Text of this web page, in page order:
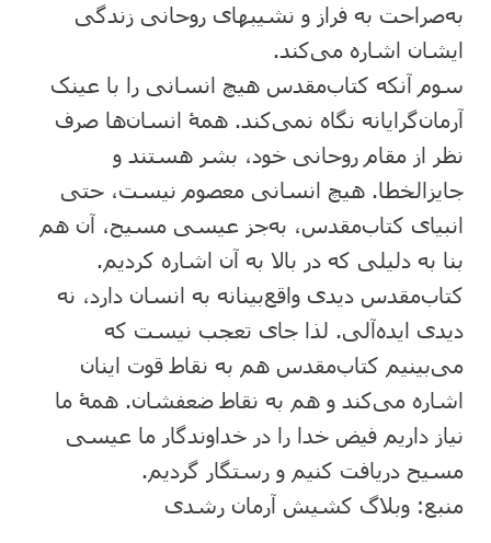
به‌صراحت به فراز و نشیبهای روحانی زندگی
ایشان اشاره می‌کند.
سوم آنکه کتاب‌مقدس هیچ انسانی را با عینک
آرمان‌گرایانه نگاه نمی‌کند. همۀ انسان‌ها صرف
نظر از مقام روحانی خود، بشر هستند و
جایزالخطا. هیچ انسانی معصوم نیست، حتی
انبیای کتاب‌مقدس، به‌جز عیسی مسیح، آن هم
بنا به دلیلی که در بالا به آن اشاره کردیم.
کتاب‌مقدس دیدی واقع‌بینانه به انسان دارد، نه
دیدی ایده‌آلی. لذا جای تعجب نیست که
می‌بینیم کتاب‌مقدس هم به نقاط قوت اینان
اشاره می‌کند و هم به نقاط ضعفشان. همۀ ما
نیاز داریم فیض خدا را در خداوندگار ما عیسی
مسیح دریافت کنیم و رستگار گردیم.
منبع: وبلاگ کشیش آرمان رشدی